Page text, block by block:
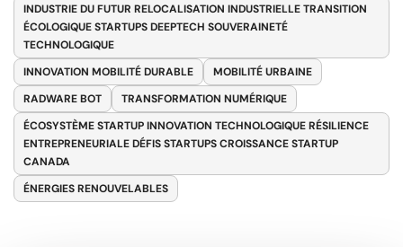
INDUSTRIE DU FUTUR RELOCALISATION INDUSTRIELLE TRANSITION
ÉCOLOGIQUE STARTUPS DEEPTECH SOUVERAINETÉ
TECHNOLOGIQUE
INNOVATION MOBILITÉ DURABLE
MOBILITÉ URBAINE
RADWARE BOT
TRANSFORMATION NUMÉRIQUE
ÉCOSYSTÈME STARTUP INNOVATION TECHNOLOGIQUE RÉSILIENCE
ENTREPRENEURIALE DÉFIS STARTUPS CROISSANCE STARTUP
CANADA
ÉNERGIES RENOUVELABLES